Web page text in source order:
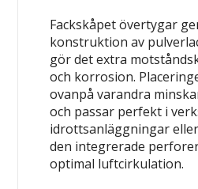
Fackskåpet övertygar
konstruktion av
gör det extra
och korrosion.
ovanpå varandra
och passar perfekt i
idrottsanläggningar
den integrerade
optimal luftcirkulation.